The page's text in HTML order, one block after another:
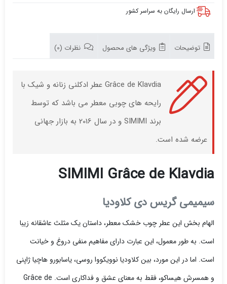
ارسال رایگان به سراسر کشور
توضیحات ویژگی های محصول نظرات (0)
Grâce de Klavdia عطر ادکلنی زنانه و شیک با
رایحه های چوبی معطر می باشد که توسط
برند SIMIMI و در سال 2016 به بازار جهانی
عرضه شده است.
SIMIMI Grâce de Klavdia
سیمیمی گریس دی کلاودیا
الهام بخش این عطر چوب خشک معطر، داستان یک مثلث عاشقانه زیبا
است. به طور معمول، این عبارت دارای مفاهیم منفی دروغ و خیانت
است. اما در این مورد، بین کلاودیا نوویکووا روسی، یاسابورو هاچیا ژاپنی
و همسرش هیساکو، فقط به معنای عشق و فداکاری است. Grâce de